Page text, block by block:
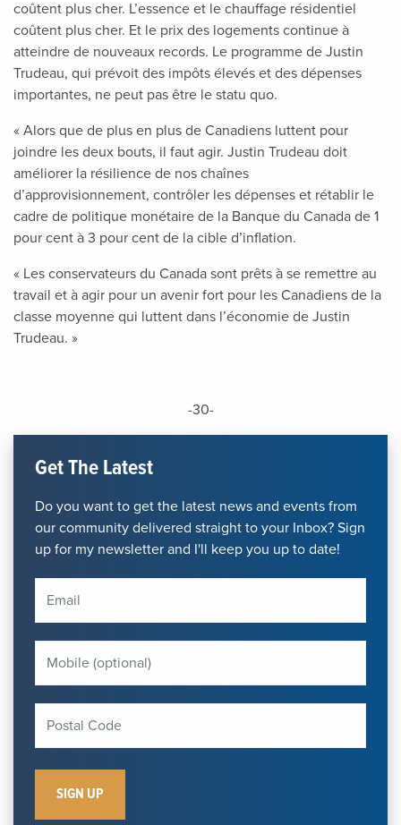
coûtent plus cher. L’essence et le chauffage résidentiel
coûtent plus cher. Et le prix des logements continue à
atteindre de nouveaux records. Le programme de Justin
Trudeau, qui prévoit des impôts élevés et des dépenses
importantes, ne peut pas être le statu quo.
« Alors que de plus en plus de Canadiens luttent pour
joindre les deux bouts, il faut agir. Justin Trudeau doit
améliorer la résilience de nos chaînes
d’approvisionnement, contrôler les dépenses et rétablir le
cadre de politique monétaire de la Banque du Canada de 1
pour cent à 3 pour cent de la cible d’inflation.
« Les conservateurs du Canada sont prêts à se remettre au
travail et à agir pour un avenir fort pour les Canadiens de la
classe moyenne qui luttent dans l’économie de Justin
Trudeau. »
-30-
Get The Latest
Do you want to get the latest news and events from
our community delivered straight to your Inbox? Sign
up for my newsletter and I'll keep you up to date!